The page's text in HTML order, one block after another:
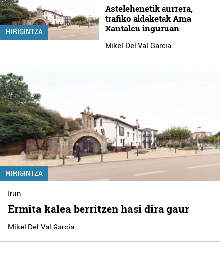
HIRIGINTZA
Astelehenetik aurrera,
trafiko aldaketak Ama
Xantalen inguruan
Mikel Del Val Garcia
HIRIGINTZA
Irun
Ermita kalea berritzen hasi dira gaur
Mikel Del Val Garcia